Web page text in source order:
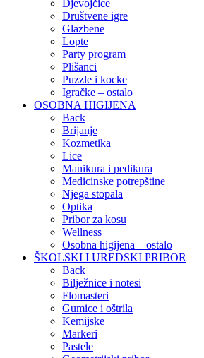
Djevojčice
Društvene igre
Glazbene
Lopte
Party program
Plišanci
Puzzle i kocke
Igračke – ostalo
OSOBNA HIGIJENA
Back
Brijanje
Kozmetika
Lice
Manikura i pedikura
Medicinske potrepštine
Njega stopala
Optika
Pribor za kosu
Wellness
Osobna higijena – ostalo
ŠKOLSKI I UREDSKI PRIBOR
Back
Bilježnice i notesi
Flomasteri
Gumice i oštrila
Kemijske
Markeri
Pastele